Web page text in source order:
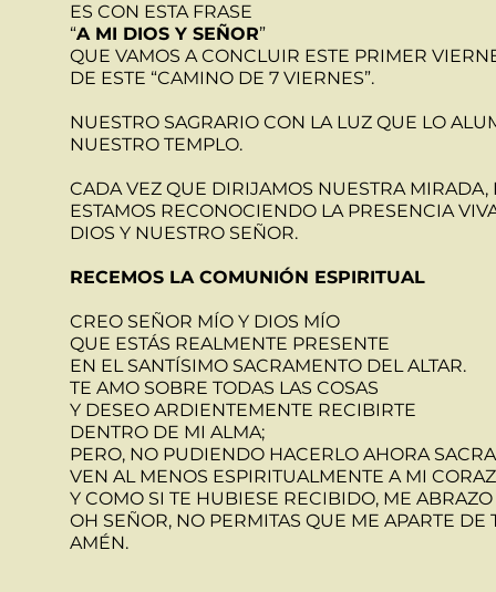
ES CON ESTA FRASE
“A MI DIOS Y SEÑOR”
QUE VAMOS A CONCLUIR ESTE PRIMER
DE ESTE “CAMINO DE 7 VIERNES”.
NUESTRO SAGRARIO CON LA LUZ QUE LO
NUESTRO TEMPLO.
CADA VEZ QUE DIRIJAMOS NUESTRA
ESTAMOS RECONOCIENDO LA PRESENCIA
DIOS Y NUESTRO SEÑOR.
RECEMOS LA COMUNIÓN ESPIRITUAL
CREO SEÑOR MÍO Y DIOS MÍO
QUE ESTÁS REALMENTE PRESENTE
EN EL SANTÍSIMO SACRAMENTO DEL ALTAR.
TE AMO SOBRE TODAS LAS COSAS
Y DESEO ARDIENTEMENTE RECIBIRTE
DENTRO DE MI ALMA;
PERO, NO PUDIENDO HACERLO AHORA
VEN AL MENOS ESPIRITUALMENTE A MI
Y COMO SI TE HUBIESE RECIBIDO, ME
OH SEÑOR, NO PERMITAS QUE ME APARTE DE
AMÉN.